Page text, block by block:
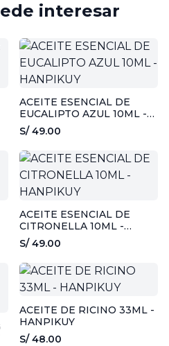
interesar
ACEITE ESENCIAL DE
EUCALIPTO AZUL 10ML -
HANPIKUY
S/ 49.00
ACEITE ESENCIAL DE
CITRONELLA 10ML -
HANPIKUY
S/ 49.00
ACEITE DE RICINO 33ML -
HANPIKUY
S/ 48.00